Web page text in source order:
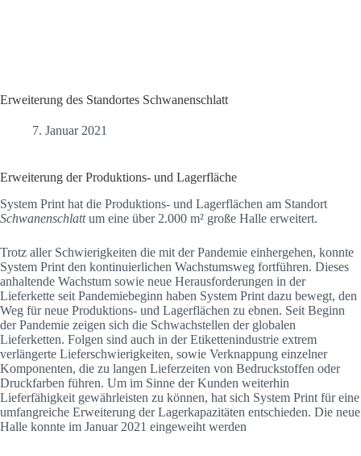
Erweiterung des Standortes Schwanenschlatt
7. Januar 2021
Erweiterung der Produktions- und Lagerfläche
System Print hat die Produktions- und Lagerflächen am Standort
Schwanenschlattum eine über 2.000 m² große Halle erweitert.
Trotz aller Schwierigkeiten die mit der Pandemie einhergehen, konnte
System Print den kontinuierlichen Wachstumsweg fortführen. Dieses
anhaltende Wachstum sowie neue Herausforderungen in der
Lieferkette seit Pandemiebeginn haben System Print dazu bewegt, den
Weg für neue Produktions- und Lagerflächen zu ebnen. Seit Beginn
der Pandemie zeigen sich die Schwachstellen der globalen
Lieferketten. Folgen sind auch in der Etikettenindustrie extrem
verlängerte Lieferschwierigkeiten, sowie Verknappung einzelner
Komponenten, die zu langen Lieferzeiten von Bedruckstoffen oder
Druckfarben führen. Um im Sinne der Kunden weiterhin
Lieferfähigkeit gewährleisten zu können, hat sich System Print für eine
umfangreiche Erweiterung der Lagerkapazitäten entschieden. Die neue
Halle konnte im Januar 2021 eingeweiht werden